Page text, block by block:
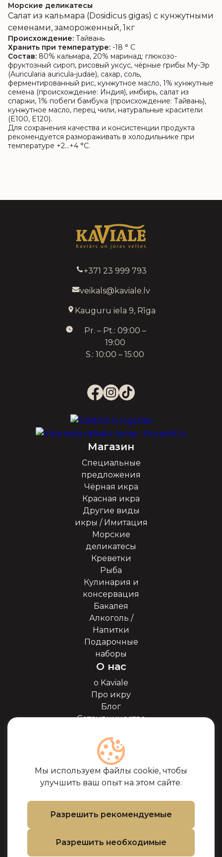
Морские деликатесы
Салат из кальмара (Dosidicus gigas) с кунжутными
семенами, замороженный, 1кг
Происхождение: Тайвань
Хранить при температуре: -18 ° C
Состав: 80% кальмара, 20% маринад: глюкозо-
фруктозный сироп, рисовый уксус, чёрные грибы Му-Эр
(Auricularia auricula-judae), сахар, соль,
ферментированный рис, кунжутное масло, 1% кунжутные
семена (происхождение: Индия), имбирь, салат из
спаржи, 1% побеги бамбука (происхождение: Тайвань),
кунжутное масло, перец чили, натуральные красители
(E100, E120).
Для сохранения качества и консистенции продукта
рекомендуется размораживать в холодильнике при
температуре +2…+4 °C.
Мы используем файлы cookie, чтобы
улучшить ваш опыт на этом сайте.
Разрешить рекомендуемые
Разрешить необходимые
+371 23 999 793
veikals@kaviale.lv
Kauguru iela 9, Rīga
Pr. – Pt.: 09:00 –
19:00
S.: 10:00 – 15:00
Магазин
Специальные
предложения
Чёрная икра
Красная икра
Другие виды
икры / Имитация
Морские
деликатесы
Креветки
Рыба
Кулинария и
консервация
Бакалея
Алкоголь /
Напитки
Подарочные
наборы
О нас
о Kaviale
Про икру
Блог
Сотрудничество
Сертификаты
Часто задоваемые
вопросы
Поддержка
Политика
файлов cookie
Политика